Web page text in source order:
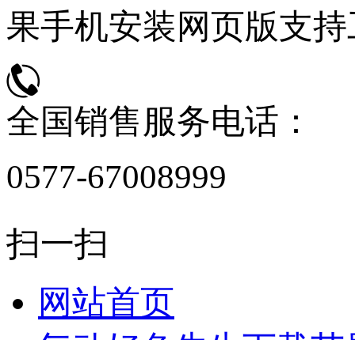
果手机安装网页版支
全国销售服务电话：
0577-67008999
扫一扫
网站首页